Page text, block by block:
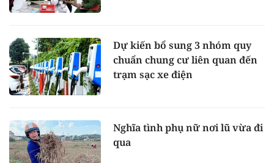
Dự kiến bổ sung 3 nhóm quy
chuẩn chung cư liên quan đến
trạm sạc xe điện
Nghĩa tình phụ nữ nơi lũ vừa đi
qua